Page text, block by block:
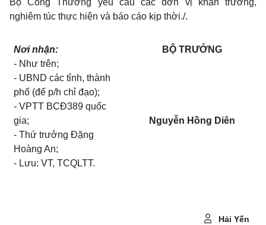
Bộ Công Thương yêu cầu các đơn vị khẩn trương,
nghiêm túc thực hiện và báo cáo kịp thời./.
Nơi nhận:
- Như trên;
- UBND các tỉnh, thành
phố (để p/h chỉ đạo);
- VPTT BCĐ389 quốc
gia;
- Thứ trưởng Đặng
Hoàng An;
- Lưu: VT, TCQLTT.
BỘ TRƯỞNG
Nguyễn Hồng Diên
Hải Yến